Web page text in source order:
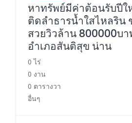
หาทรัพย์มีค่าต้อนรับปี
ติดลำธารน้ำใสไหลริน
สวยวิวล้าน 800000บ
อำเภอสันติสุข น่าน
0 ไร่
0 งาน
0 ตารางวา
อื่นๆ